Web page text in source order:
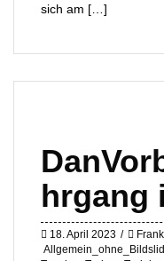
sich am […]
hrgang
18. April 2023